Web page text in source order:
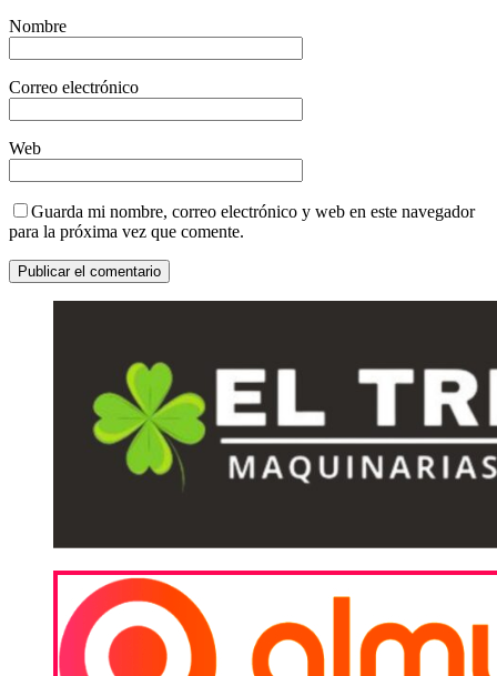
Nombre
Correo electrónico
Web
Guarda mi nombre, correo electrónico y web en este navegador
para la próxima vez que comente.